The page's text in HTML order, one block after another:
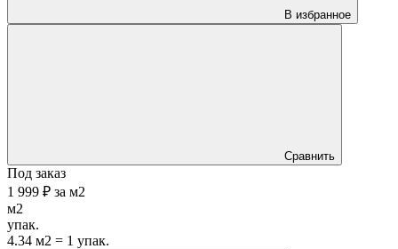
В избранное
Сравнить
Под заказ
1 999 ₽ за м2
м2
упак.
4.34 м2 = 1 упак.